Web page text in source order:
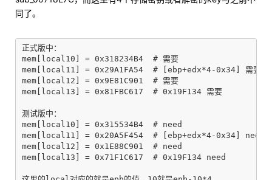
同了。
正式版中：
mem[local10] = 0x318234B4  # 需要
mem[local11] = 0x29A1FA54  # [ebp+edx*4-0x34] 需要
mem[local12] = 0x9E81C901  # 需要
mem[local13] = 0x81FBC617  # 0x19F134 需要
测试版中：
mem[local10] = 0x315534B4  # need
mem[local11] = 0x20A5F454  # [ebp+edx*4-0x34] need
mem[local12] = 0x1E88C901  # need
mem[local13] = 0x71F1C617  # 0x19F134 need